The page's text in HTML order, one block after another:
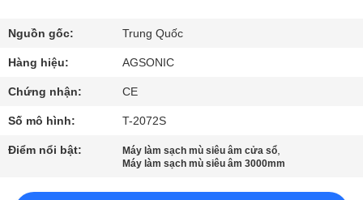
TÔI
THAM
QUAN
NHÀ
Nguồn gốc: Trung Quốc
Hàng hiệu: AGSONIC
Chứng nhận: CE
Số mô hình: T-2072S
Điểm nổi bật: Máy làm sạch mù siêu âm cửa sổ,
Máy làm sạch mù siêu âm 3000mm